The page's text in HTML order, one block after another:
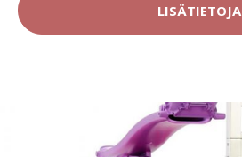
LISÄTIETOJA